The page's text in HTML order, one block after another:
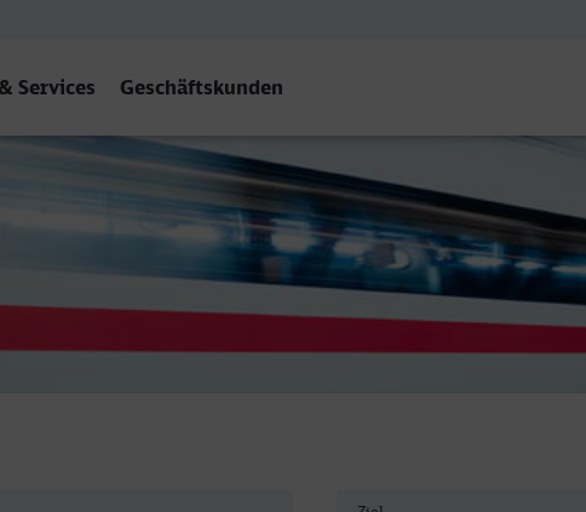
Services Geschäftskunden
Hbf